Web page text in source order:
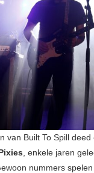
van Built To Spill
, enkele jaren
nummers